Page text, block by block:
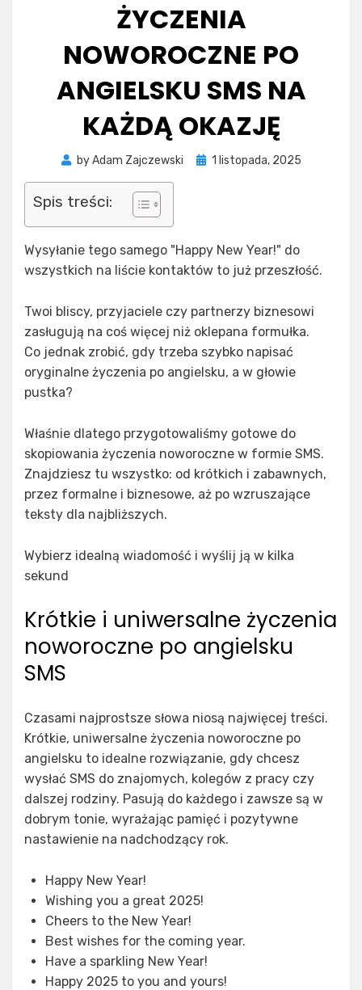
ŻYCZENIA
NOWOROCZNE PO
ANGIELSKU SMS NA
KAŻDĄ OKAZJĘ
byAdam Zajczewski
Posted
1 listopada, 2025
Spis treści:
Wysyłanie tego samego "Happy New Year!" do
wszystkich na liście kontaktów to już przeszłość.
Twoi bliscy, przyjaciele czy partnerzy biznesowi
zasługują na coś więcej niż oklepana formułka.
Co jednak zrobić, gdy trzeba szybko napisać
oryginalne życzenia po angielsku, a w głowie
pustka?
Właśnie dlatego przygotowaliśmy gotowe do
skopiowania życzenia noworoczne w formie SMS.
Znajdziesz tu wszystko: od krótkich i zabawnych,
przez formalne i biznesowe, aż po wzruszające
teksty dla najbliższych.
Wybierz idealną wiadomość i wyślij ją w kilka
sekund
Krótkie i uniwersalne życzenia
noworoczne po angielsku
SMS
Czasami najprostsze słowa niosą najwięcej treści.
Krótkie, uniwersalne życzenia noworoczne po
angielsku to idealne rozwiązanie, gdy chcesz
wysłać SMS do znajomych, kolegów z pracy czy
dalszej rodziny. Pasują do każdego i zawsze są w
dobrym tonie, wyrażając pamięć i pozytywne
nastawienie na nadchodzący rok.
Happy New Year!
Wishing you a great 2025!
Cheers to the New Year!
Best wishes for the coming year.
Have a sparkling New Year!
Happy 2025 to you and yours!